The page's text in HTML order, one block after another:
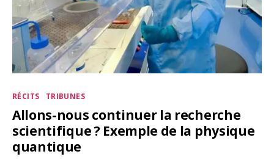
Catégories
RÉCITS TRIBUNES
Allons-nous continuer la recherche
scientifique ? Exemple de la physique
quantique